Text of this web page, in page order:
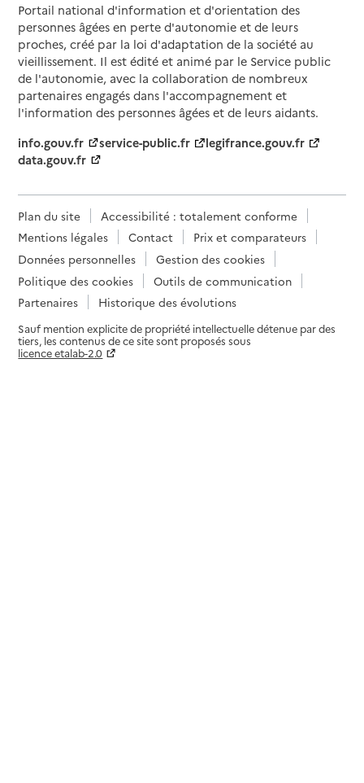
Portail national d'information et d'orientation des
personnes âgées en perte d'autonomie et de leurs
proches, créé par la loi d'adaptation de la société au
vieillissement. Il est édité et animé par le Service public
de l'autonomie, avec la collaboration de nombreux
partenaires engagés dans l'accompagnement et
l'information des personnes âgées et de leurs aidants.
info.gouv.fr
service-public.fr
legifrance.gouv.fr
data.gouv.fr
Plan du site
Accessibilité : totalement conforme
Mentions légales
Contact
Prix et comparateurs
Données personnelles
Gestion des cookies
Politique des cookies
Outils de communication
Partenaires
Historique des évolutions
Sauf mention explicite de propriété intellectuelle détenue par des
tiers, les contenus de ce site sont proposés sous
licence etalab-2.0